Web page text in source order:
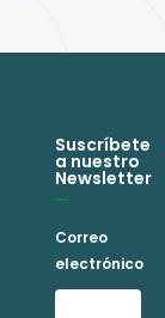
Suscríbete
a nuestro
Newsletter
Correo
electrónico